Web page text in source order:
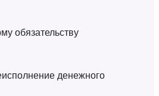
обязательству
денежного